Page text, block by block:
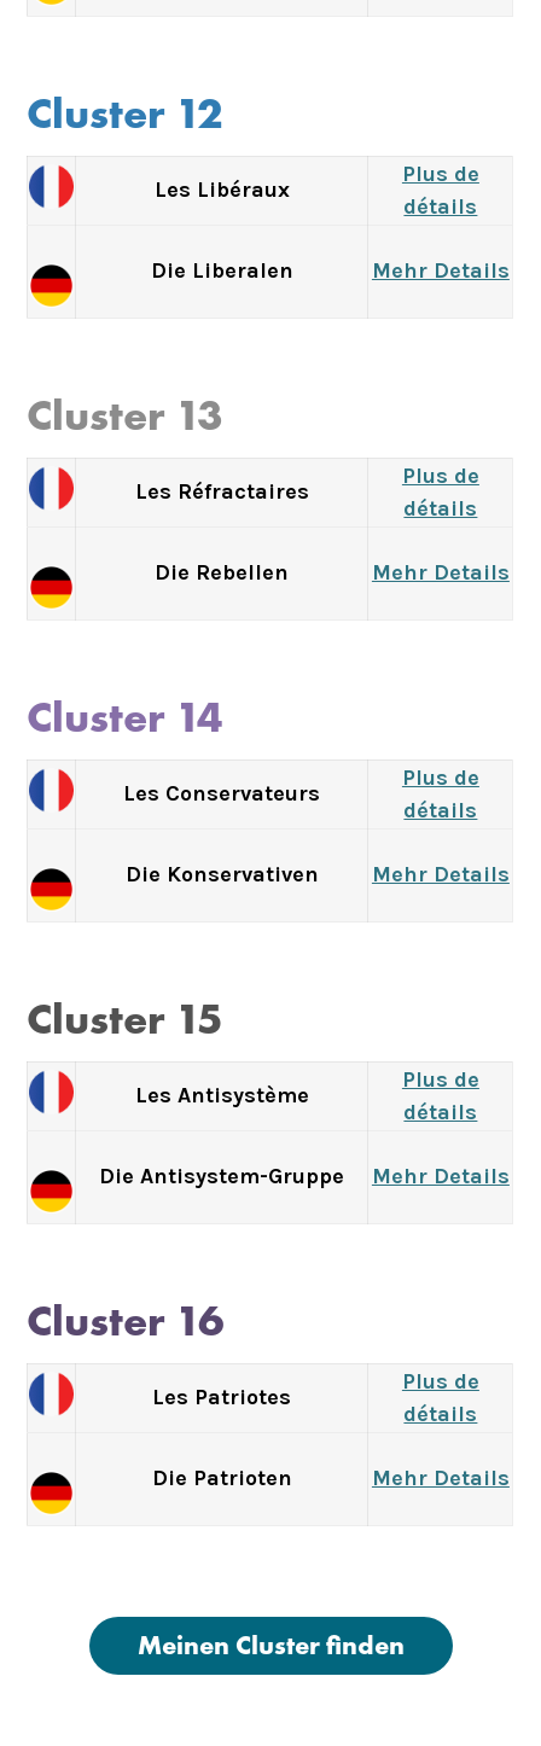
Cluster 12
Les Libéraux
Plus de
détails
Die Liberalen Mehr Details
Cluster 13
Les Réfractaires
Plus de
détails
Die Rebellen Mehr Details
Cluster 14
Les Conservateurs
Plus de
détails
Die Konservativen Mehr Details
Cluster 15
Les Antisystème
Plus de
détails
Die Antisystem-Gruppe Mehr Details
Cluster 16
Les Patriotes
Plus de
détails
Die Patrioten Mehr Details
Meinen Cluster finden